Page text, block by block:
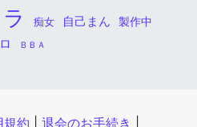
痴女 自己まん 製作中
ＢＢＡ
規約 退会のお手続き